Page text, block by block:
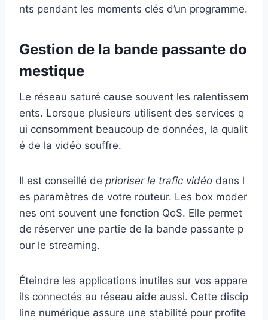
nts pendant les moments clés d’un programme.
Gestion de la bande passante do
mestique
Le réseau saturé cause souvent les ralentissem
ents. Lorsque plusieurs utilisent des services q
ui consomment beaucoup de données, la qualit
é de la vidéo souffre.
Il est conseillé de prioriser le trafic vidéo dans l
es paramètres de votre routeur. Les box moder
nes ont souvent une fonction QoS. Elle permet
de réserver une partie de la bande passante p
our le streaming.
Éteindre les applications inutiles sur vos appare
ils connectés au réseau aide aussi. Cette discip
line numérique assure une stabilité pour profite